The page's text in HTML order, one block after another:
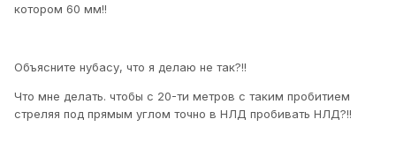
котором 60 мм!!
Объясните нубасу, что я делаю не так?!!
Что мне делать. чтобы с 20-ти метров с таким пробитием
стреляя под прямым углом точно в НЛД пробивать НЛД?!!